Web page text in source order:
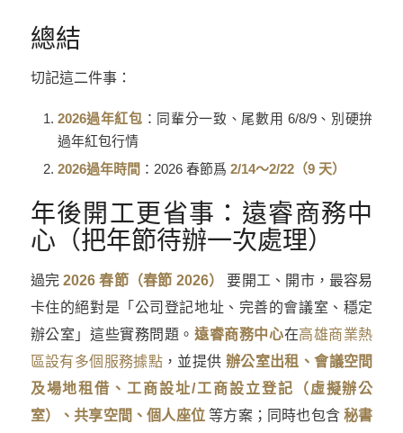
總結
切記這二件事：
2026過年紅包 ：同輩分一致、尾數用 6/8/9、別硬拚
過年紅包行情
2026過年時間 ：2026 春節爲 2/14～2/22（9 天）
年後開工更省事： 遠睿商務中
心 （把年節待辦一次處理）
過完2026 春節（春節 2026）
要開工、開市，最容易
卡住的絕對是「公司登記地址、完善的會議室、穩定
辦公室」這些實務問題。 遠睿商務中心在高雄商業熱
區設有多個服務據點 ，並提供 辦公室出租 、會議空間
及場地租借 、 工商設址/工商設立登記（虛擬辦公
室）
、共享空間 、個人座位 等方案；同時也包含秘書